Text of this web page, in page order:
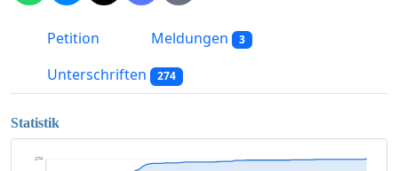
Petition Meldungen 3
Unterschriften 274
Statistik
274